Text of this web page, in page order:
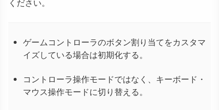
ください。
ゲームコントローラのボタン割り当てをカスタマ
イズしている場合は初期化する。
コントローラ操作モードではなく、キーボード・
マウス操作モードに切り替える。